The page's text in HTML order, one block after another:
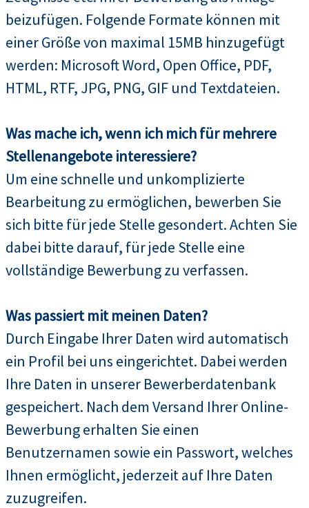
beizufügen. Folgende Formate können mit
einer Größe von maximal 15MB hinzugefügt
werden: Microsoft Word, Open Office, PDF,
HTML, RTF, JPG, PNG, GIF und Textdateien.
Was mache ich, wenn ich mich für mehrere
Stellenangebote interessiere?
Um eine schnelle und unkomplizierte
Bearbeitung zu ermöglichen, bewerben Sie
sich bitte für jede Stelle gesondert. Achten Sie
dabei bitte darauf, für jede Stelle eine
vollständige Bewerbung zu verfassen.
Was passiert mit meinen Daten?
Durch Eingabe Ihrer Daten wird automatisch
ein Profil bei uns eingerichtet. Dabei werden
Ihre Daten in unserer Bewerberdatenbank
gespeichert. Nach dem Versand Ihrer Online-
Bewerbung erhalten Sie einen
Benutzernamen sowie ein Passwort, welches
Ihnen ermöglicht, jederzeit auf Ihre Daten
zuzugreifen.